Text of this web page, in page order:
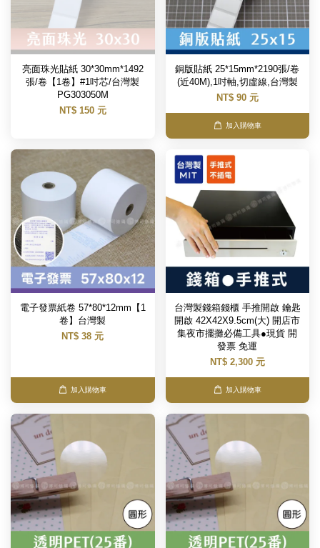
亮面珠光貼紙 30*30mm*1492
張/卷【1卷】#1吋芯/台灣製
PG303050M
NT$ 150 元
銅版貼紙 25*15mm*2190張/卷
(近40M),1吋軸,切虛線,台灣製
NT$ 90 元
加入購物車
電子發票紙卷 57*80*12mm【1
卷】台灣製
NT$ 38 元
加入購物車
台灣製錢箱錢櫃 手推開啟 鑰匙
開啟 42X42X9.5cm(大) 開店市
集夜市擺攤必備工具●現貨 開
發票 免運
NT$ 2,300 元
加入購物車